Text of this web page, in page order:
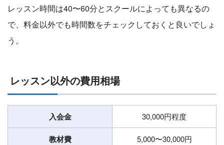
レッスン時間は40〜60分とスクールによっても異なるの
で、料金以外でも時間数をチェックしておくと良いでしょ
う。
レッスン以外の費用相場
入会金 30,000円程度
教材費 5,000〜30,000円